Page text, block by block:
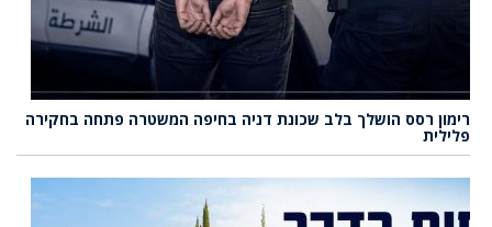
רימון רסס הושלך בלב שכונת דניה בחיפה המשטרה פתחה בחקירה
פלילית